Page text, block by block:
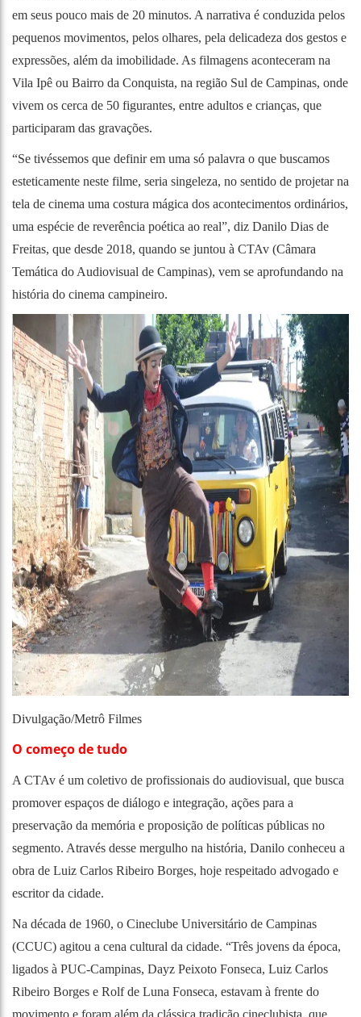
em seus pouco mais de 20 minutos. A narrativa é conduzida pelos
pequenos movimentos, pelos olhares, pela delicadeza dos gestos e
expressões, além da imobilidade. As filmagens aconteceram na
Vila Ipê ou Bairro da Conquista, na região Sul de Campinas, onde
vivem os cerca de 50 figurantes, entre adultos e crianças, que
participaram das gravações.
“Se tivéssemos que definir em uma só palavra o que buscamos
esteticamente neste filme, seria singeleza, no sentido de projetar na
tela de cinema uma costura mágica dos acontecimentos ordinários,
uma espécie de reverência poética ao real”, diz Danilo Dias de
Freitas, que desde 2018, quando se juntou à CTAv (Câmara
Temática do Audiovisual de Campinas), vem se aprofundando na
história do cinema campineiro.
Divulgação/Metrô Filmes
O começo de tudo
A CTAv é um coletivo de profissionais do audiovisual, que busca
promover espaços de diálogo e integração, ações para a
preservação da memória e proposição de políticas públicas no
segmento. Através desse mergulho na história, Danilo conheceu a
obra de Luiz Carlos Ribeiro Borges, hoje respeitado advogado e
escritor da cidade.
Na década de 1960, o Cineclube Universitário de Campinas
(CCUC) agitou a cena cultural da cidade. “Três jovens da época,
ligados à PUC-Campinas, Dayz Peixoto Fonseca, Luiz Carlos
Ribeiro Borges e Rolf de Luna Fonseca, estavam à frente do
movimento e foram além da clássica tradição cineclubista, que